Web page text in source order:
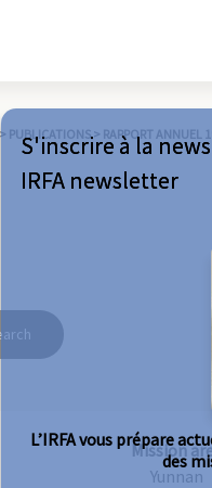
> PUBLICATIONS > RAPPORT ANNUEL
Mission
Yunnan
S'inscrire à la
IRFA newsletter
L’IRFA vous prépare
des